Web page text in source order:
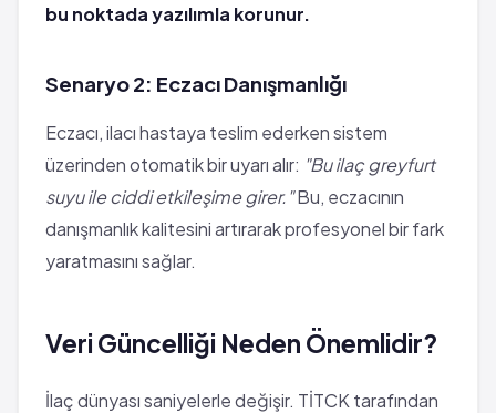
bu noktada yazılımla korunur.
Senaryo 2: Eczacı Danışmanlığı
Eczacı, ilacı hastaya teslim ederken sistem
üzerinden otomatik bir uyarı alır: "Bu ilaç greyfurt
suyu ile ciddi etkileşime girer."Bu, eczacının
danışmanlık kalitesini artırarak profesyonel bir fark
yaratmasını sağlar.
Veri Güncelliği Neden Önemlidir?
İlaç dünyası saniyelerle değişir. TİTCK tarafından